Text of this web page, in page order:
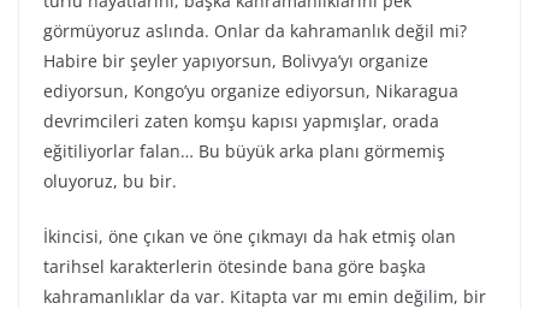
görmüyoruz aslında. Onlar da kahramanlık değil mi?
Habire bir şeyler yapıyorsun, Bolivya’yı organize
ediyorsun, Kongo’yu organize ediyorsun, Nikaragua
devrimcileri zaten komşu kapısı yapmışlar, orada
eğitiliyorlar falan… Bu büyük arka planı görmemiş
oluyoruz, bu bir.
İkincisi, öne çıkan ve öne çıkmayı da hak etmiş olan
tarihsel karakterlerin ötesinde bana göre başka
kahramanlıklar da var. Kitapta var mı emin değilim, bir